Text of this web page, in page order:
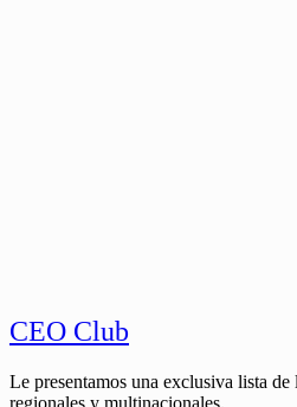
CEO Club
Le presentamos una exclusiva lista de